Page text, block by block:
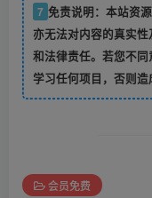
7 免责说明：本站资
亦无法对内容的真实
和法律责任。若您不
学习任何项目，否则造
会员免费